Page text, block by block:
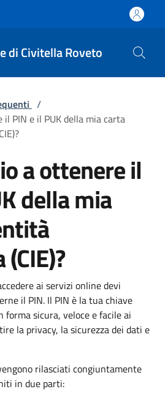
di Civitella Roveto
/
il PIN e il PUK della mia carta
a ottenere il
della mia
ai servizi online devi
il PIN. Il PIN è la tua chiave
forma sicura, veloce e facile ai
la privacy, la sicurezza dei dati e
rilasciati congiuntamente
in due parti: